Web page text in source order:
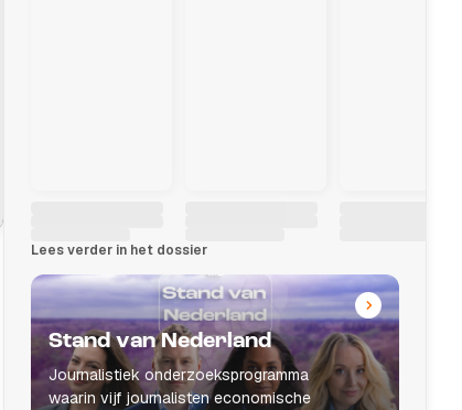
Lees verder in het dossier
Stand van Nederland
Journalistiek onderzoeksprogramma
waarin vijf journalisten economische